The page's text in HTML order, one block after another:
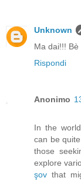
Unknown
Ma dai!!!
Rispondi
Anonimo
In the
can be
those
explore
şov that